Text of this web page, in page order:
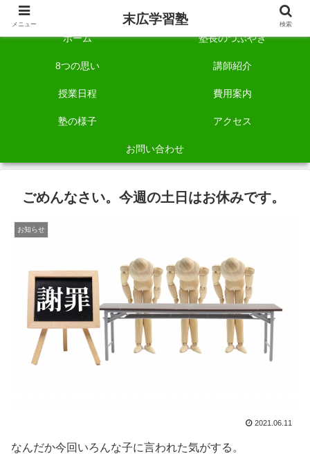
自称「一宮でいちばん塾で勉強させる塾」です。
ホーム 塾長のつぶやき
8つの思い 講師紹介
授業日程 費用案内
塾の様子 アクセス
お問い合わせ
ごめんなさい。今週の土日はお休みです。
お知らせ
2021.06.11
なんだか今回いろんな子に言われた気がする。
メニュー 末広学習塾 検索